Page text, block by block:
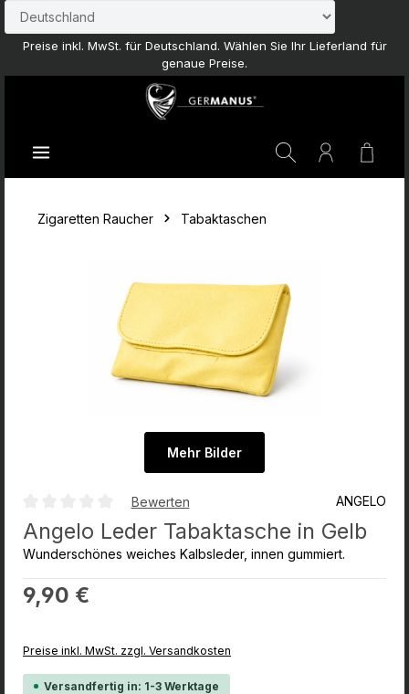
Zum Hauptinhalt springen
Preise inkl. MwSt. für Deutschland. Wählen Sie Ihr Lieferland für
genaue Preise.
Zigaretten Raucher Tabaktaschen
Mehr Bilder
Durchschnittliche Bewertung von 0 von 5 Sternen
Bewerten ANGELO
Angelo Leder Tabaktasche in Gelb
Wunderschönes weiches Kalbsleder, innen gummiert.
Regulärer Preis:
9,90 €
Preise inkl. MwSt. zzgl. Versandkosten
Versandfertig in: 1-3 Werktage